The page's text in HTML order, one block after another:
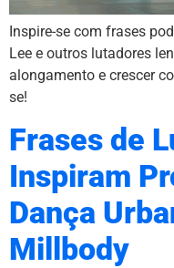
Inspire-se com frases
Lee e outros lutadores
alongamento e crescer
se!
Frases de
Inspiram
Dança
Millbody